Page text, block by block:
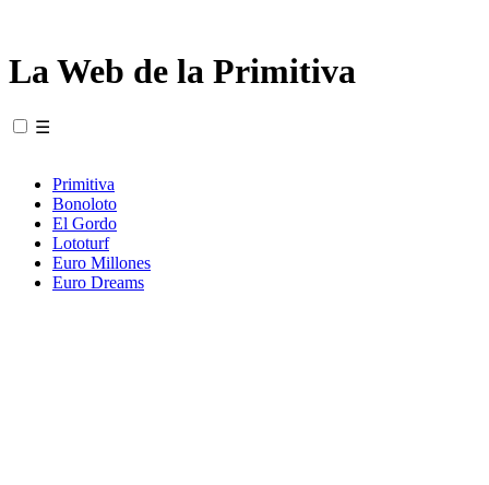
La Web de la Primitiva
☰
Primitiva
Bonoloto
El Gordo
Lototurf
Euro Millones
Euro Dreams